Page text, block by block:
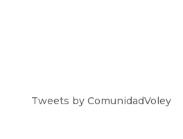
Tweets by ComunidadVoley